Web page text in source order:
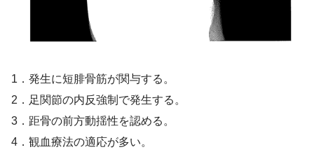
1．発生に短腓骨筋が関与する。
2．足関節の内反強制で発生する。
3．距骨の前方動揺性を認める。
4．観血療法の適応が多い。